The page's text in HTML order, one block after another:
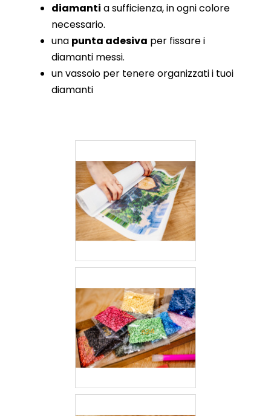
diamanti a sufficienza, in ogni colore
necessario.
una punta adesiva per fissare i
diamanti messi.
un vassoio per tenere organizzati i tuoi
diamanti